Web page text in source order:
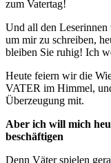
zum Vatertag!
Und all den Leserinnen
um mir zu schreiben,
bleiben Sie ruhig! Ich
Heute feiern wir die
VATER im Himmel,
Überzeugung mit.
Aber ich will mich
beschäftigen
Denn Väter spielen